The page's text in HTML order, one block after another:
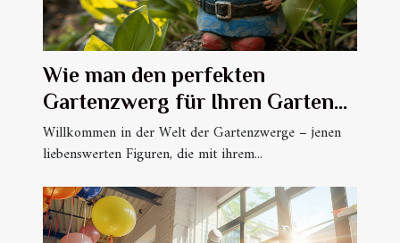
Wie man den perfekten
Gartenzwerg für Ihren Garten
auswählt
Willkommen in der Welt der Gartenzwerge – jenen
liebenswerten Figuren, die mit ihrem...